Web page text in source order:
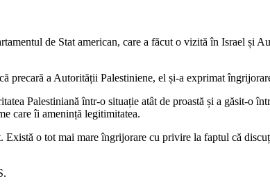
de Stat american, care a făcut o vizită în Israel și
a Autorității Palestiniene, el și-a exprimat
Palestiniană într-o situație atât de proastă și a găsit-o
care îi amenință legitimitatea.
o tot mai mare îngrijorare cu privire la faptul că